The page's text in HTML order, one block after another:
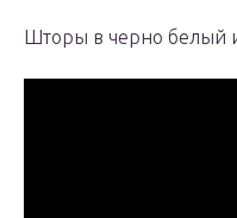
Шторы в черно белый